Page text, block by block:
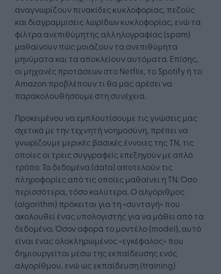
αναγνωρίζουν πινακίδες κυκλοφορίας, πεζούς
και διαγραμμίσεις λωρίδων κυκλοφορίας, ενώ τα
φίλτρα ανεπιθύμητης αλληλογραφίας (spam)
μαθαίνουν πώς μοιάζουν τα ανεπιθύμητα
μηνύματα και τα αποκλείουν αυτόματα. Επίσης,
οι μηχανές προτάσεων στο Netflix, το Spotify ή το
Amazon προβλέπουν τι θα μας αρέσει να
παρακολουθήσουμε στη συνέχεια.
Προκειμένου να εμπλουτίσουμε τις γνώσεις μας
σχετικά με την τεχνητή νοημοσύνη, πρέπει να
γνωρίζουμε μερικές βασικές έννοιες της ΤΝ, τις
οποίες οι τρεις συγγραφείς επεξηγούν με απλό
τρόπο. Τα δεδομένα (data) αποτελούν τις
πληροφορίες από τις οποίες μαθαίνει η ΤΝ. Όσο
περισσότερα, τόσο καλύτερα. Ο αλγόριθμος
(algorithm) πρόκειται για τη «συνταγή» που
ακολουθεί ένας υπολογιστής για να μάθει από τα
δεδομένα. Όσον αφορά το μοντέλο (model), αυτό
είναι ένας ολοκληρωμένος «εγκέφαλος» που
δημιουργείται μέσω της εκπαίδευσης ενός
αλγορίθμου, ενώ ως εκπαίδευση (training)